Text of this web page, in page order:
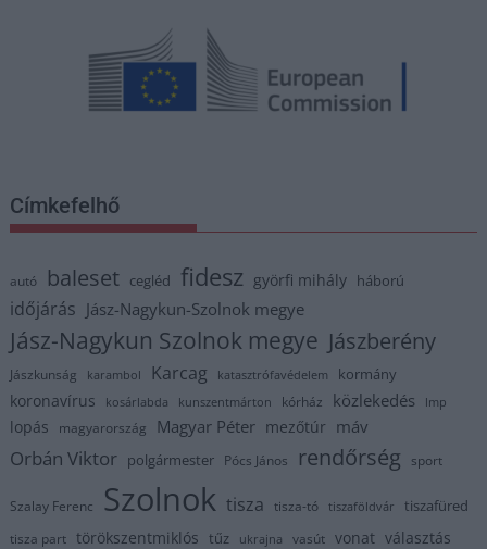
Címkefelhő
autó baleset cegléd fidesz györfi mihály háború
időjárás Jász-Nagykun-Szolnok megye
Jász-Nagykun Szolnok megye Jászberény
Jászkunság karambol Karcag katasztrófavédelem kormány
koronavírus kosárlabda kunszentmárton kórház közlekedés lmp
lopás magyarország Magyar Péter mezőtúr máv
Orbán Viktor polgármester Pócs János rendőrség sport
Szalay Ferenc Szolnok tisza tisza-tó tiszaföldvár tiszafüred
tisza part törökszentmiklós tűz ukrajna vasút vonat választás